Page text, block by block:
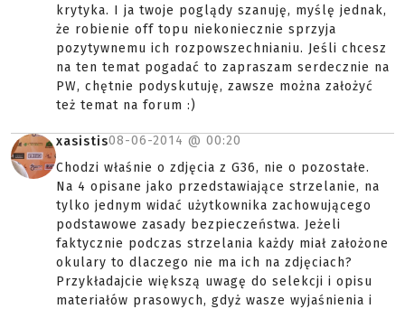
krytyka. I ja twoje poglądy szanuję, myślę jednak,
że robienie off topu niekoniecznie sprzyja
pozytywnemu ich rozpowszechnianiu. Jeśli chcesz
na ten temat pogadać to zapraszam serdecznie na
PW, chętnie podyskutuję, zawsze można założyć
też temat na forum :)
xasistis08-06-2014 @ 00:20
Chodzi właśnie o zdjęcia z G36, nie o pozostałe.
Na 4 opisane jako przedstawiające strzelanie, na
tylko jednym widać użytkownika zachowującego
podstawowe zasady bezpieczeństwa. Jeżeli
faktycznie podczas strzelania każdy miał założone
okulary to dlaczego nie ma ich na zdjęciach?
Przykładajcie większą uwagę do selekcji i opisu
materiałów prasowych, gdyż wasze wyjaśnienia i